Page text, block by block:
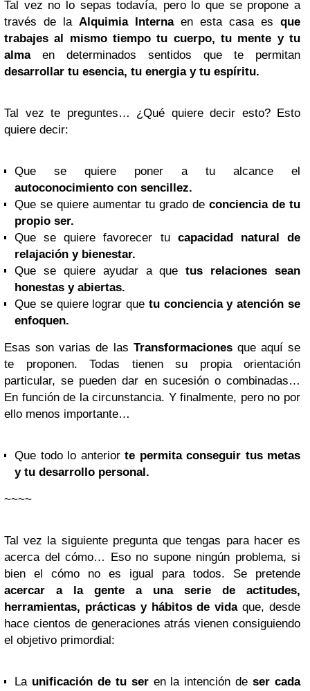
Tal vez no lo sepas todavía, pero lo que se propone a
través de la AlquimiaInternaen esta casa es que
trabajes al mismo tiempo tu cuerpo, tu mente y tu
almaen determinados sentidos que te permitan
desarrollar tu esencia, tu energia y tu espíritu.
Tal vez te preguntes… ¿Qué quiere decir esto? Esto
quiere decir:
Que se quiere poner a tu alcance el
autoconocimiento con sencillez.
Que se quiere aumentar tu grado de conciencia de tu
propio ser.
Que se quiere favorecer tu capacidad natural de
relajación y bienestar.
Que se quiere ayudar a quetus relaciones sean
honestas y abiertas.
Que se quiere lograr que tu conciencia y atención se
enfoquen.
Esas son varias de las Transformaciones que aquí se
te proponen. Todas tienen su propia orientación
particular, se pueden dar en sucesión o combinadas…
En función de la circunstancia. Y finalmente, pero no por
ello menos importante…
Que todo lo anterior te permita conseguir tus metas
y tu desarrollo personal.
~~~~
Tal vez la siguiente pregunta que tengas para hacer es
acerca del cómo… Eso no supone ningún problema, si
bien el cómo no es igual para todos. Se pretende
acercar a la gente a una serie de actitudes,
herramientas, prácticas y hábitos de vidaque, desde
hace cientos de generaciones atrás vienen consiguiendo
el objetivo primordial:
La unificación de tu ser en la intención deser cada